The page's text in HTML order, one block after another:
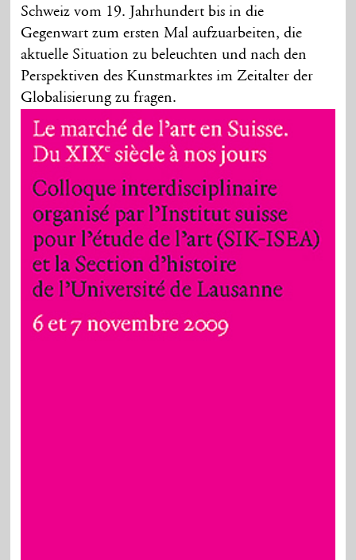
Schweiz vom 19. Jahrhundert bis in die
Gegenwart zum ersten Mal aufzuarbeiten, die
aktuelle Situation zu beleuchten und nach den
Perspektiven des Kunstmarktes im Zeitalter der
Globalisierung zu fragen.